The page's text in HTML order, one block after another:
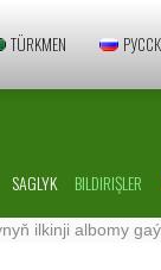
TÜRKMEN
SAGLYK BILDIRIŞLER
gaýtadan